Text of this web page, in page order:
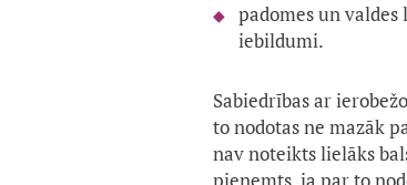
padomes un
iebildumi.
Sabiedrības ar
to nodotas ne mazāk
nav noteikts lielāks